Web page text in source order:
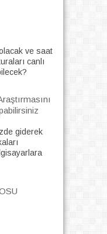
ve saat
canlı
giderek